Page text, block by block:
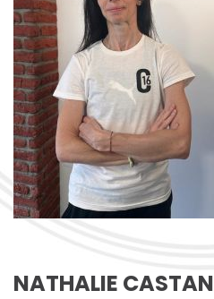
NATHALIE CASTAN